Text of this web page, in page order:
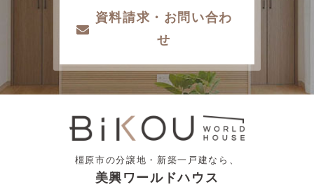
資料請求・お問い合わ
せ
橿原市の分譲地・新築一戸建なら、
美興ワールドハウス